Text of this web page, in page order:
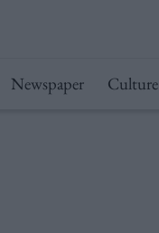
Newspaper Culture